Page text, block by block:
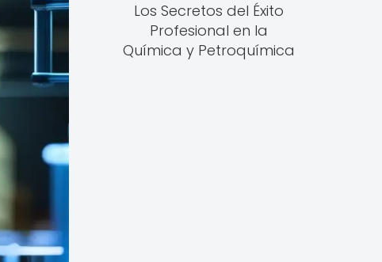
Los Secretos del Éxito
Profesional en la
Química y Petroquímica